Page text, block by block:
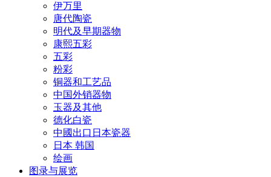
伊万里
唐代陶瓷
明代及早期器物
康熙五彩
五彩
粉彩
铜器和工艺品
中国外销器物
玉器及其他
德化白瓷
中國出口日本瓷器
日本 韩国
绘画
图录与展览